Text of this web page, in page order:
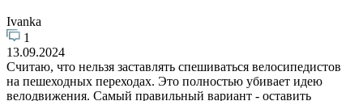
Ivanka
1
13.09.2024
Считаю, что нельзя заставлять спешиваться велосипедистов
на пешеходных переходах. Это полностью убивает идею
велодвижения. Самый правильный вариант - оставить